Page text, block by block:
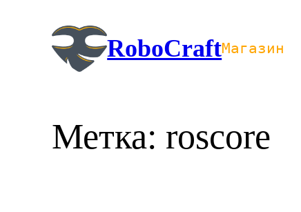
содержимому
RoboCraftМагазин
Метка: roscore